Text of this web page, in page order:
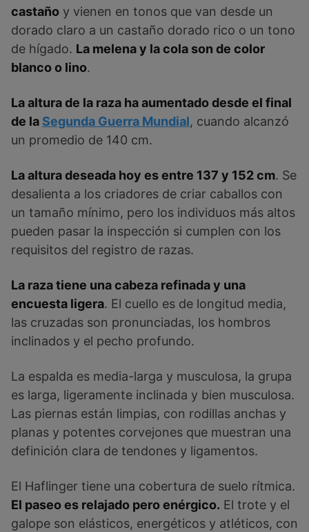
castaño y vienen en tonos que van desde un
dorado claro a un castaño dorado rico o un tono
de hígado. La melena y la cola son de color
blanco o lino.
La altura de la raza ha aumentado desde el final
de la Segunda Guerra Mundial, cuando alcanzó
un promedio de 140 cm.
La altura deseada hoy es entre 137 y 152 cm. Se
desalienta a los criadores de criar caballos con
un tamaño mínimo, pero los individuos más altos
pueden pasar la inspección si cumplen con los
requisitos del registro de razas.
La raza tiene una cabeza refinada y una
encuesta ligera. El cuello es de longitud media,
las cruzadas son pronunciadas, los hombros
inclinados y el pecho profundo.
La espalda es media-larga y musculosa, la grupa
es larga, ligeramente inclinada y bien musculosa.
Las piernas están limpias, con rodillas anchas y
planas y potentes corvejones que muestran una
definición clara de tendones y ligamentos.
El Haflinger tiene una cobertura de suelo rítmica.
El paseo es relajado pero enérgico. El trote y el
galope son elásticos, energéticos y atléticos, con